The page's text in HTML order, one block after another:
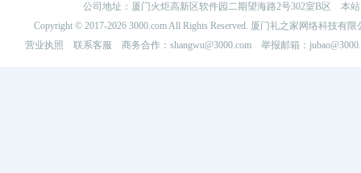
公司地址：厦门火炬高新区软件园二期望海路2号302室B区 本
Copyright © 2017-2026 3000.com All Rights Reserved. 厦门礼之家网络科技
营业执照
联系客服 商务合作：shangwu@3000.com 举报邮箱：